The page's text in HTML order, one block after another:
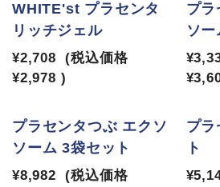
WHITE'st プラセンタ
リッチジェル
¥2,708
(税込価格
¥2,978 )
プ
ソー
プラセンタつぶ エクソ
ソーム 3袋セット
¥8,982
(税込価格
プラ
ト